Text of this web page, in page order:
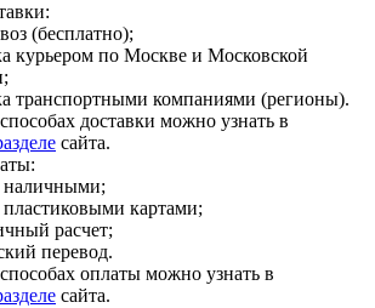
(бесплатно);
курьером по Москве и Московской
транспортными компаниями (регионы).
доставки можно узнать в
сайта.
наличными;
картами;
расчет;
перевод.
оплаты можно узнать в
сайта.